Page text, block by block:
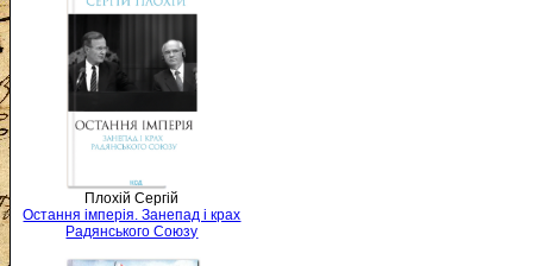
Плохій Сергій
Остання імперія. Занепад і крах
Радянського Союзу